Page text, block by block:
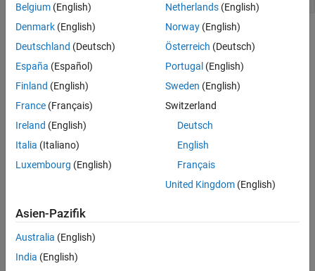
Check Information
Category:Data Integrity Issues
Version History
Introduced in R2024a
See Also
Topics
External Websites
Belgium (English)
Denmark (English)
Deutschland (Deutsch)
España (Español)
Finland (English)
France (Français)
Ireland (English)
Italia (Italiano)
Luxembourg (English)
Netherlands(English)
Norway(English)
Österreich (Deutsch)
Portugal (English)
Sweden (English)
Switzerland
Deutsch
English
Français
United Kingdom(English)
Asien-Pazifik
Australia (English)
India (English)